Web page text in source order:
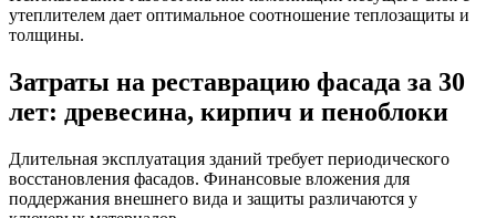
утеплителем дает оптимальное соотношение теплозащиты и
толщины.
Затраты на реставрацию фасада за 30
лет: древесина, кирпич и пеноблоки
Длительная эксплуатация зданий требует периодического
восстановления фасадов. Финансовые вложения для
поддержания внешнего вида и защиты различаются у